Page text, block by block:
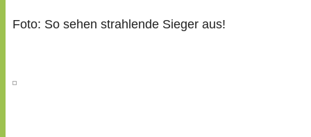
Foto: So sehen strahlende Sieger aus!